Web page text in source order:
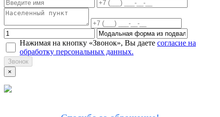
Нажимая на кнопку «Звонок», Вы даете согласие на
обработку персональных данных.
Звонок
×